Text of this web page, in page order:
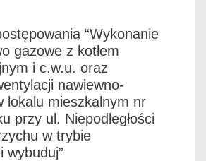
“Wykonanie
gazowe z kotłem
i c.w.u. oraz
nawiewno-
lokalu mieszkalnym nr
przy ul. Niepodległości
w trybie
wybuduj”